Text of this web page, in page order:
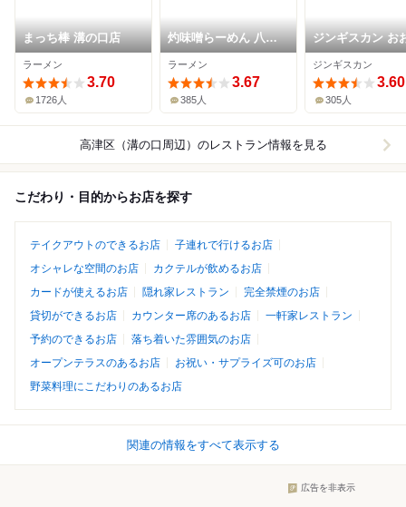
まっち棒 溝の口店
ラーメン
3.70
1726人
灼味噌らーめん 八堂
八
ラーメン
3.67
385人
ジンギスカン お
し
ジンギスカン
3.60
305人
高津区（溝の口周辺） のレストラン情報を見る
こだわり・目的からお店を探す
テイクアウトのできるお店
子連れで行けるお店
オシャレな空間のお店
カクテルが飲めるお店
カードが使えるお店
隠れ家レストラン
完全禁煙のお店
貸切ができるお店
カウンター席のあるお店
一軒家レストラン
予約のできるお店
落ち着いた雰囲気のお店
オープンテラスのあるお店
お祝い・サプライズ可のお店
野菜料理にこだわりのあるお店
関連の情報をすべて表示する
広告を非表示